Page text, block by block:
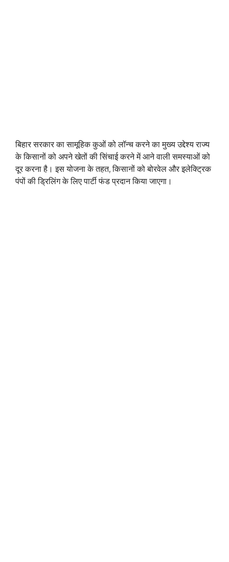
बिहार सरकार का सामूहिक कुओं को लॉन्च करने का मुख्य उद्देश्य राज्य
के किसानों को अपने खेतों की सिंचाई करने में आने वाली समस्याओं को
दूर करना है। इस योजना के तहत, किसानों को बोरवेल और इलेक्ट्रिक
पंपों की ड्रिलिंग के लिए पार्टी फंड प्रदान किया जाएगा।